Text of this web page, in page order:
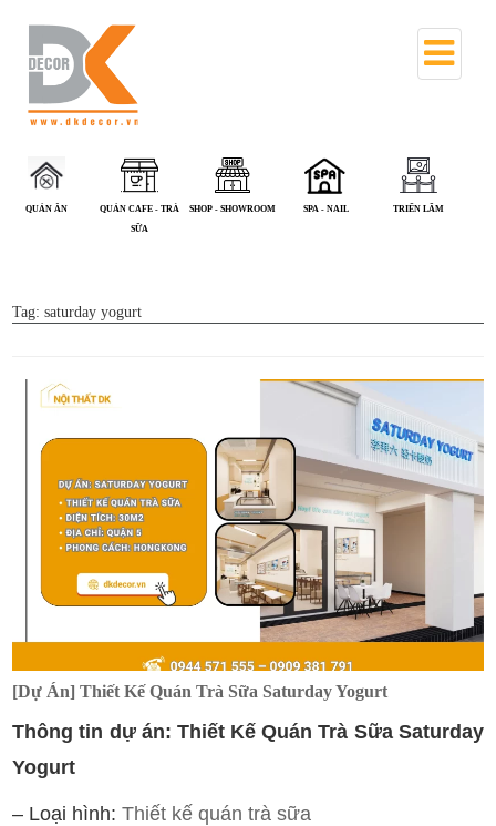
QUÁN CAFE - TRÀ
SHOP - SHOWROOM SPA - NAIL TRIỂN LÃM VĂN PHÒNG
Tag:saturday yogurt
[Dự Án] Thiết Kế Quán Trà Sữa Saturday Yogurt
Thông tin dự án: Thiết Kế Quán Trà Sữa Saturday
Yogurt
– Loại hình:Thiết kế quán trà sữa